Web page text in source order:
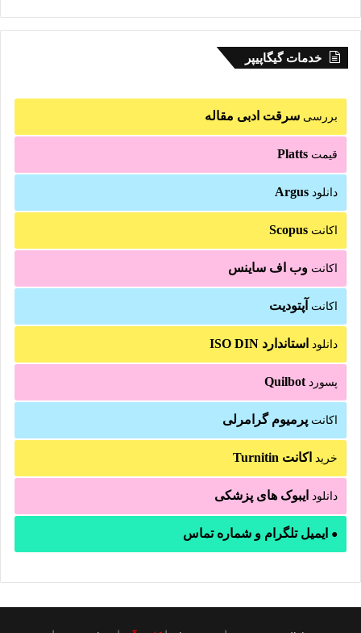
خدمات گیگاپیپر
بررسی سرقت ادبی مقاله
قیمت Platts
دانلود Argus
اکانت Scopus
اکانت وب اف ساینس
اکانت آپتودیت
دانلود استاندارد ISO DIN
پسورد Quilbot
اکانت پرمیوم گرامرلی
خرید اکانت Turnitin
دانلود ایبوک های پزشکی
● ایمیل تلگرام و شماره تماس